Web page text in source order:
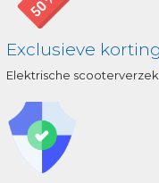
Exclusieve
Elektrische